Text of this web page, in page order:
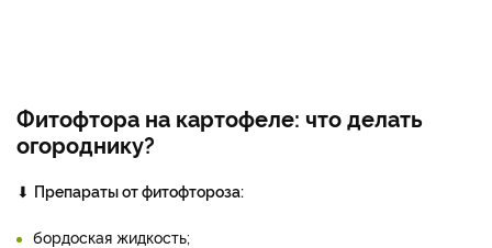
Фитофтора на картофеле: что делать
огороднику?
⬇ Препараты от фитофтороза:
бордоская жидкость;